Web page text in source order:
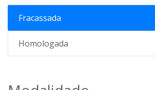
Fracassada
Homologada